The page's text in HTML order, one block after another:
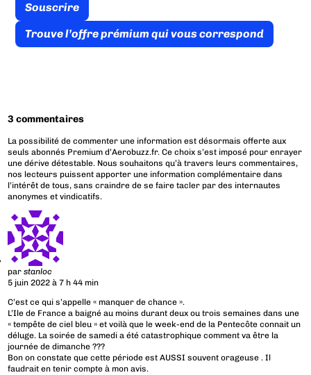
Souscrire
Trouve l’offre prémium qui vous correspond
3 commentaires
La possibilité de commenter une information est désormais offerte aux
seuls abonnés Premium d’Aerobuzz.fr. Ce choix s’est imposé pour enrayer
une dérive détestable. Nous souhaitons qu’à travers leurs commentaires,
nos lecteurs puissent apporter une information complémentaire dans
l’intérêt de tous, sans craindre de se faire tacler par des internautes
anonymes et vindicatifs.
parstanloc
5 juin 2022 à 7 h 44 min
C’est ce qui s’appelle « manquer de chance ».
L’Ile de France a baigné au moins durant deux ou trois semaines dans une
« tempête de ciel bleu » et voilà que le week-end de la Pentecôte connait un
déluge. La soirée de samedi a été catastrophique comment va être la
journée de dimanche ???
Bon on constate que cette période est AUSSI souvent orageuse . Il
faudrait en tenir compte à mon avis.